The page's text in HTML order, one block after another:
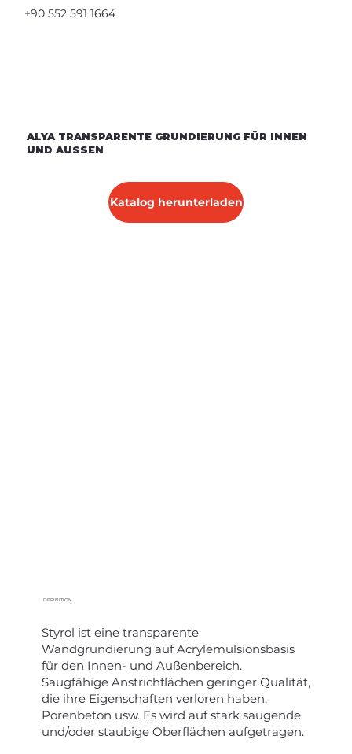
+90 552 591 1664
ALYA TRANSPARENTE GRUNDIERUNG FÜR INNEN
UND AUSSEN
Katalog herunterladen
DEFINITION
Styrol ist eine transparente
Wandgrundierung auf Acrylemulsionsbasis
für den Innen- und Außenbereich.
Saugfähige Anstrichflächen geringer Qualität,
die ihre Eigenschaften verloren haben,
Porenbeton usw. Es wird auf stark saugende
und/oder staubige Oberflächen aufgetragen.